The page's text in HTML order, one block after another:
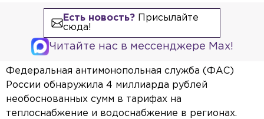
Есть новость?Присылайте
сюда!
Читайте нас в мессенджере Max!
Федеральная антимонопольная служба (ФАС)
России обнаружила 4 миллиарда рублей
необоснованных сумм в тарифах на
теплоснабжение и водоснабжение в регионах.